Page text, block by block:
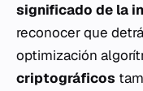
significado de la
reconocer que
optimización
criptográficos